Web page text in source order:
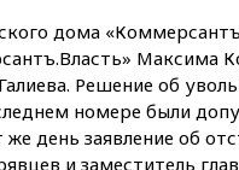
дома
Максима
Решение об
номере были
же день заявление об
и заместитель